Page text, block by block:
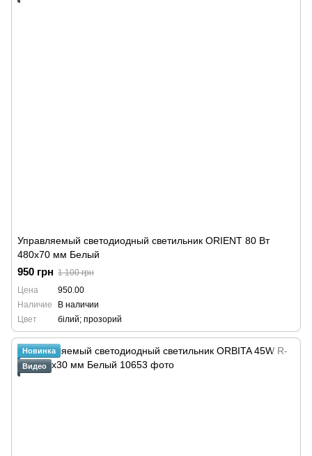
Управляемый светодиодный светильник ORIENT 80 Вт
480x70 мм Белый
950 грн 1 100 грн
Цена
950.00
Наличие
В наличии
Цвет
білий; прозорий
Новинка
Видео